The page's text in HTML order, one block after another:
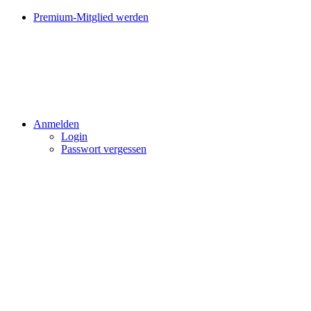
Premium-Mitglied werden
Anmelden
Login
Passwort vergessen